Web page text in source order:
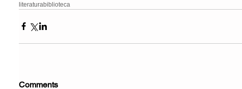
literaturabiblioteca
Comments